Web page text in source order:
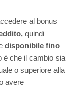
al bonus
quindi
disponibile fino
è che il cambio sia
o superiore alla
avere